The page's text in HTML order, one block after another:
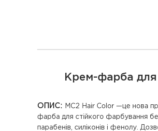
Крем-фарба для
ОПИС:
MC2 Hair Color —це нова
фарба для стійкого фарбування
парабенів, силіконів і фенолу.